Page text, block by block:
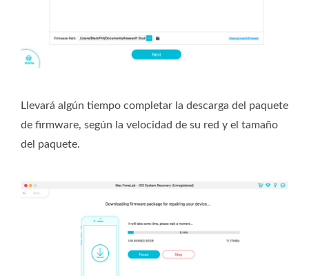
Llevará algún tiempo completar la descarga del paquete
de firmware, según la velocidad de su red y el tamaño
del paquete.